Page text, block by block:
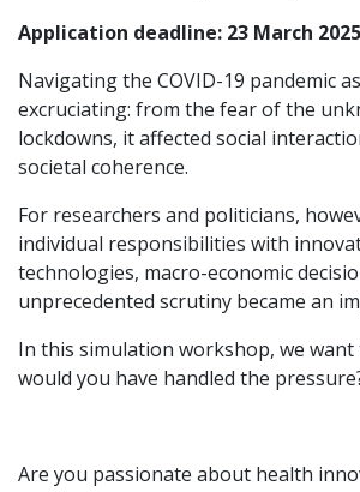
Application deadline: 23 March 2025
Navigating the COVID-19 pandemic
excruciating: from the fear of the
lockdowns, it affected social
societal coherence.
For researchers and politicians,
individual responsibilities with
technologies, macro-economic
unprecedented scrutiny became an
In this simulation workshop, we
would you have handled the
Are you passionate about health